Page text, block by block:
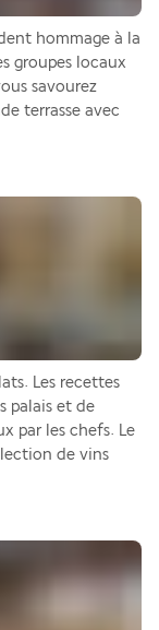
hommage à la
groupes locaux
savourez
terrasse avec
Les recettes
palais et de
par les chefs. Le
de vins